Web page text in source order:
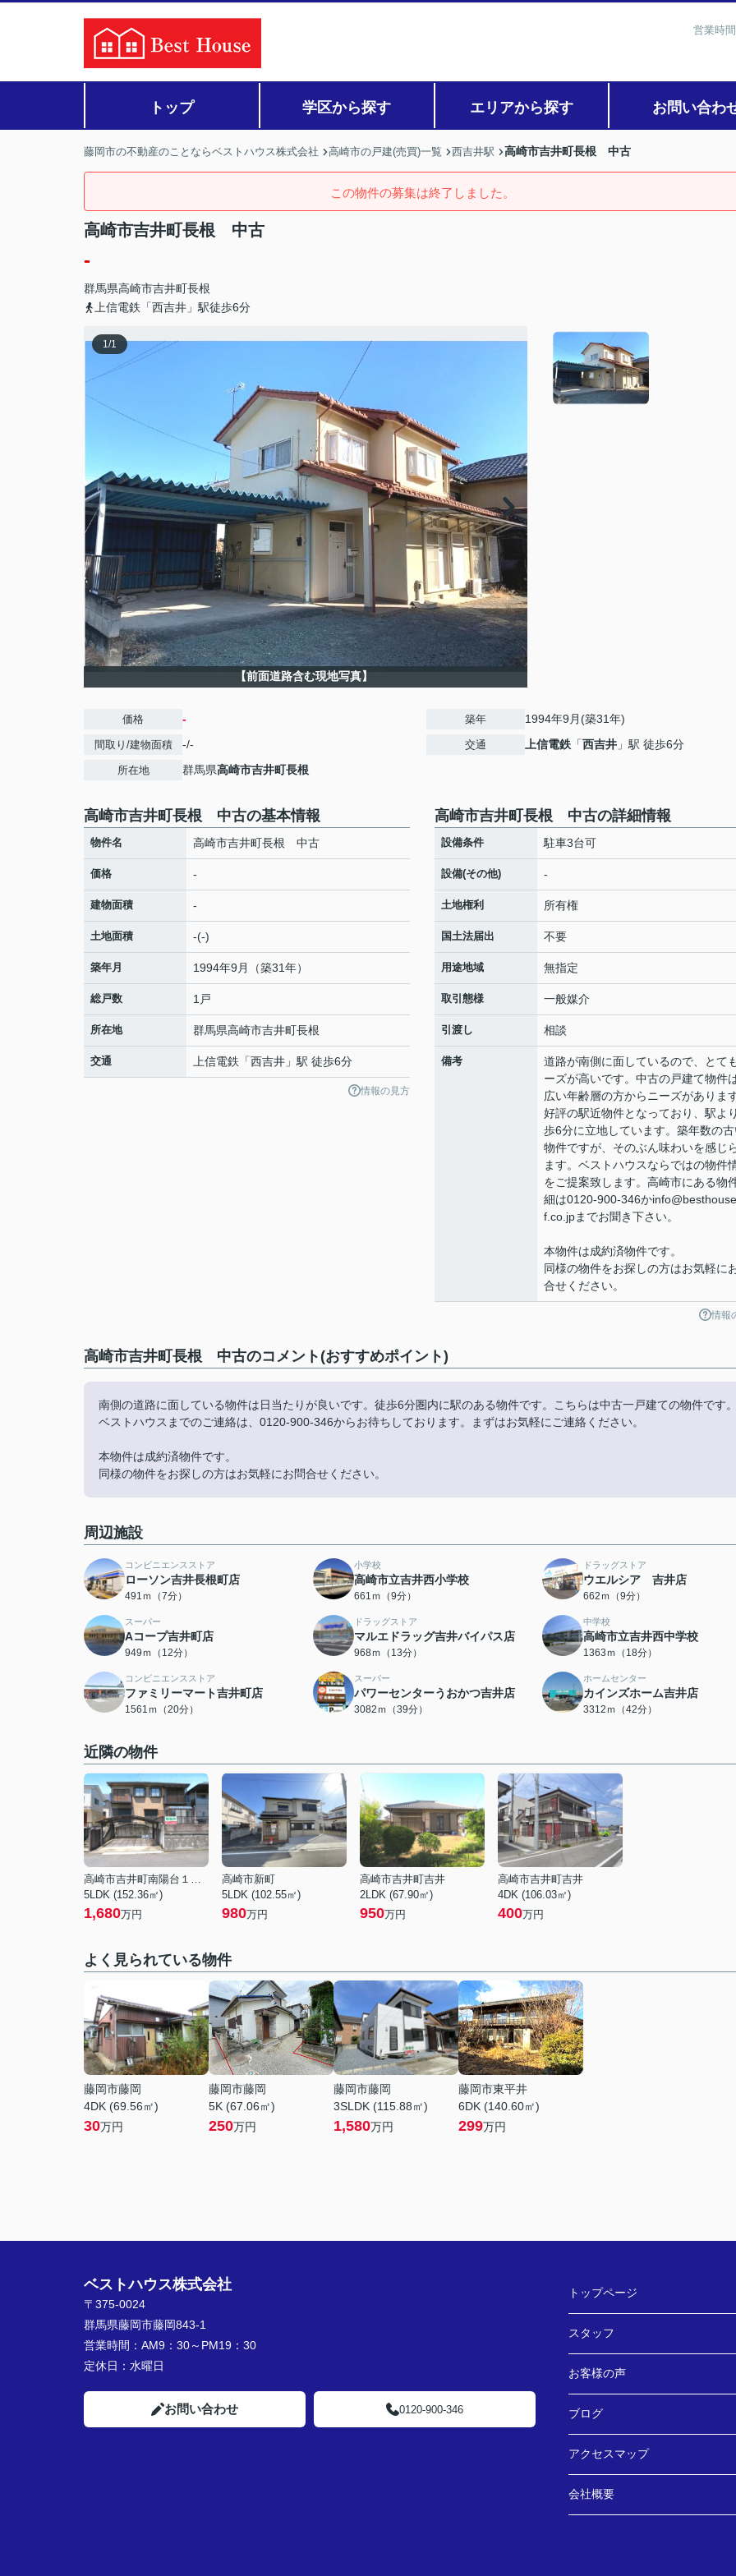
営業時
トップ 学区から探す エリアから探す お問い合わ
藤岡市の不動産のことならベストハウス株式会社 高崎市の戸建(売買)一覧 西吉井駅 高崎市吉井町長根 中古
この物件の募集は終了しました。
高崎市吉井町長根 中古
-
群馬県高崎市吉井町長根
上信電鉄「西吉井」駅徒歩6分
1/1
【前面道路含む現地写真】
価格 -
間取り/建物面積 -/-
所在地 群馬県高崎市吉井町長根
築年 1994年9月(築31年)
交通 上信電鉄 「西吉井 」駅 徒歩6分
高崎市吉井町長根 中古の基本情報
物件名 高崎市吉井町長根 中古
価格 -
建物面積 -
土地面積 -(-)
築年月 1994年9月（築31年）
総戸数 1戸
所在地 群馬県高崎市吉井町長根
交通 上信電鉄 「西吉井 」駅 徒歩6分
情報の見方
高崎市吉井町長根 中古の詳細情報
設備条件 駐車3台可
設備(その他) -
土地権利 所有権
国土法届出 不要
用途地域 無指定
取引態様 一般媒介
引渡し 相談
備考
道路が南側に面しているので、とて
ーズが高いです。中古の戸建て物件
広い年齢層の方からニーズがあります
好評の駅近物件となっており、駅よ
歩6分に立地しています。築年数の
物件ですが、そのぶん味わいを感じ
ます。ベストハウスならではの物件
をご提案致します。高崎市にある物
細は0120-900-346か
f.co.jpまでお聞き下さい。
本物件は成約済物件です。
同様の物件をお探しの方はお気軽に
合せください。
情報
高崎市吉井町長根 中古のコメント(おすすめポイント)
南側の道路に面している物件は日当たりが良いです。徒歩6分圏内に駅のある物件です。こちらは中古一戸建ての物件です。
ベストハウスまでのご連絡は、0120-900-346からお待ちしております。まずはお気軽にご連絡ください。
本物件は成約済物件です。
同様の物件をお探しの方はお気軽にお問合せください。
周辺施設
コンビニエンスストア
ローソン吉井長根町店
491ｍ（7分）
小学校
高崎市立吉井西小学校
661ｍ（9分）
ドラッグストア
ウエルシア 吉井店
662ｍ（9分）
スーパー
Aコープ吉井町店
949ｍ（12分）
ドラッグストア
マルエドラッグ吉井バイパス店
968ｍ（13分）
中学校
高崎市立吉井西中学校
1363ｍ（18分）
コンビニエンスストア
ファミリーマート吉井町店
1561ｍ（20分）
スーパー
パワーセンターうおかつ吉井店
3082ｍ（39分）
ホームセンター
カインズホーム吉井店
3312ｍ（42分）
近隣の物件
高崎市吉井町南陽台１丁目
5LDK (152.36㎡)
1,680万円
高崎市新町
5LDK (102.55㎡)
980万円
高崎市吉井町吉井
2LDK (67.90㎡)
950万円
高崎市吉井町吉井
4DK (106.03㎡)
400万円
よく見られている物件
藤岡市藤岡
4DK (69.56㎡)
30万円
藤岡市藤岡
5K (67.06㎡)
250万円
藤岡市藤岡
3SLDK (115.88㎡)
1,580万円
藤岡市東平井
6DK (140.60㎡)
299万円
ベストハウス株式会社
〒375-0024
群馬県藤岡市藤岡843-1
営業時間： AM9：30～PM19：30
定休日： 水曜日
お問い合わせ 0120-900-346
トップページ
スタッフ
お客様の声
ブログ
アクセスマップ
会社概要